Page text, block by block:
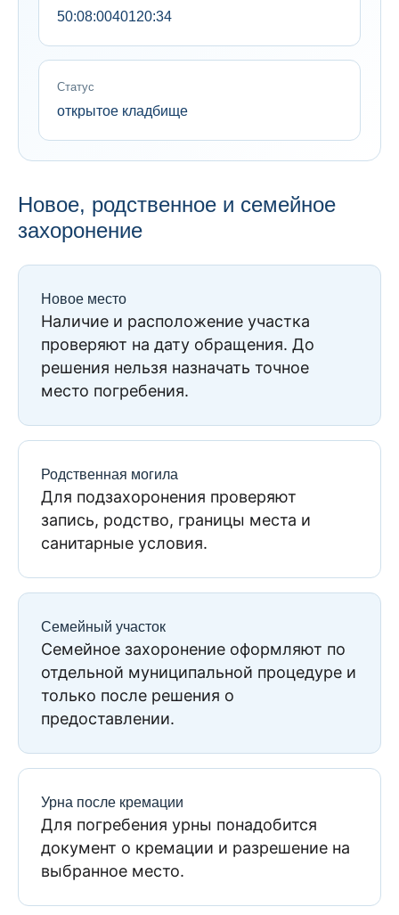
50:08:0040120:34
Статус
открытое кладбище
Новое, родственное и семейное
захоронение
Новое место
Наличие и расположение участка
проверяют на дату обращения. До
решения нельзя назначать точное
место погребения.
Родственная могила
Для подзахоронения проверяют
запись, родство, границы места и
санитарные условия.
Семейный участок
Семейное захоронение оформляют по
отдельной муниципальной процедуре и
только после решения о
предоставлении.
Урна после кремации
Для погребения урны понадобится
документ о кремации и разрешение на
выбранное место.